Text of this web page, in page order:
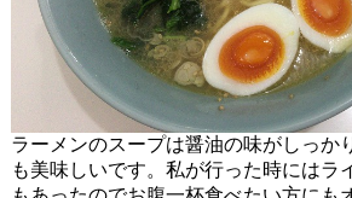
ラーメンのスープは醤油の味がしっか
も美味しいです。私が行った時にはラ